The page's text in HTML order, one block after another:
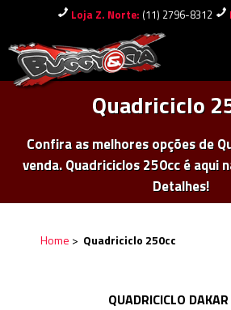
Loja Z. Norte: (11) 2796-8312
Quadriciclo
Confira as melhores opções de
venda. Quadriciclos 250cc é aqui
Detalhes!
Home > Quadriciclo 250cc
QUADRICICLO